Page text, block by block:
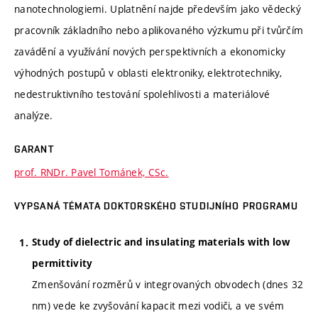
nanotechnologiemi. Uplatnění najde především jako vědecký
pracovník základního nebo aplikovaného výzkumu při tvůrčím
zavádění a využívání nových perspektivních a ekonomicky
výhodných postupů v oblasti elektroniky, elektrotechniky,
nedestruktivního testování spolehlivosti a materiálové
analýze.
GARANT
prof. RNDr. Pavel Tománek, CSc.
VYPSANÁ TÉMATA DOKTORSKÉHO STUDIJNÍHO PROGRAMU
Study of dielectric and insulating materials with low
permittivity
Zmenšování rozměrů v integrovaných obvodech (dnes 32
nm) vede ke zvyšování kapacit mezi vodiči, a ve svém